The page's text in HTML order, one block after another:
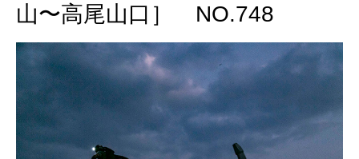
山〜高尾山口］ NO.748